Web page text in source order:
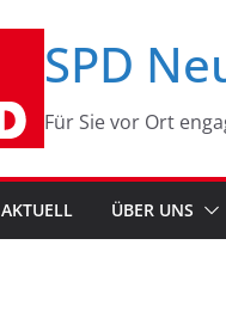
SPD
Für Sie vor Ort
AKTUELL ÜBER UNS